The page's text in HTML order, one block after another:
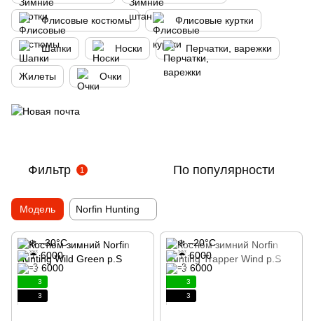
Флисовые костюмы Флисовые куртки
Шапки Носки Перчатки, варежки
Жилеты Очки
Фильтр 1 По популярности
Модель Norfin Hunting
3
3
3
3